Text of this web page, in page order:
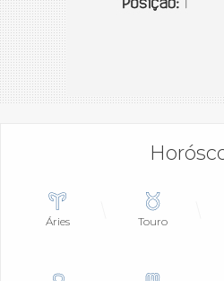
Áries Touro